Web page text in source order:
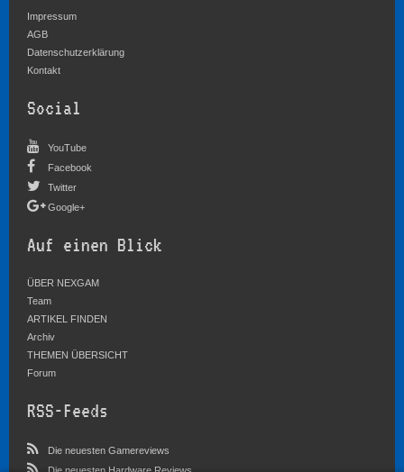
Impressum
AGB
Datenschutzerklärung
Kontakt
Social
YouTube
Facebook
Twitter
Google+
Auf einen Blick
ÜBER NEXGAM
Team
ARTIKEL FINDEN
Archiv
THEMEN ÜBERSICHT
Forum
RSS-Feeds
Die neuesten Gamereviews